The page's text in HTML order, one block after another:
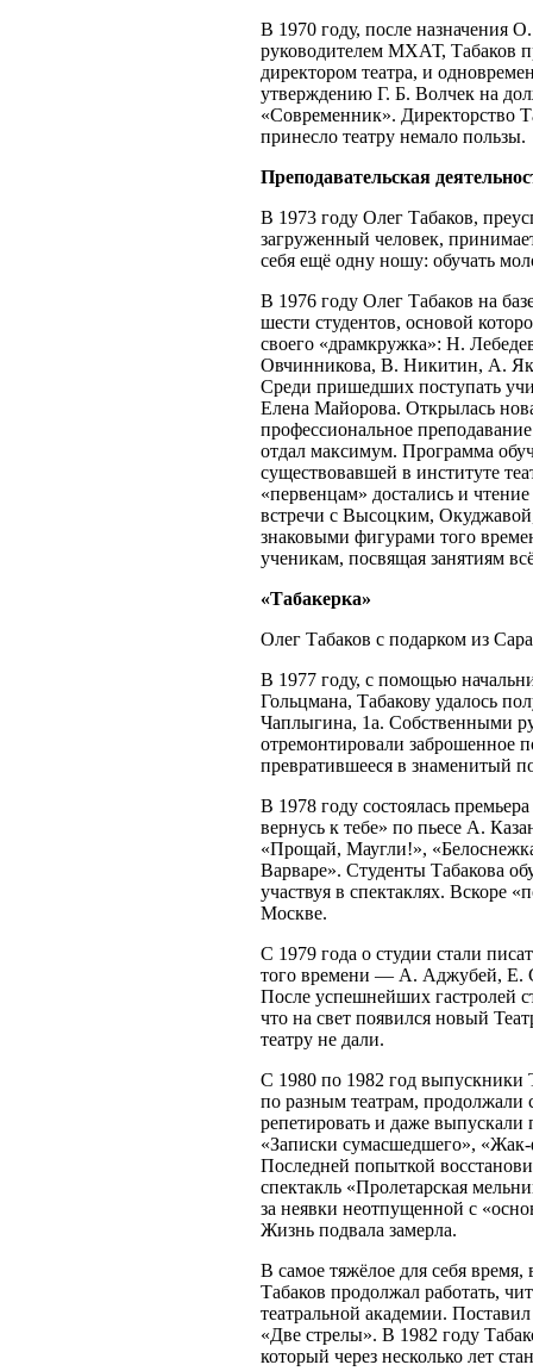
В 1970 году, после назначения
руководителем МХАТ, Табаков
директором театра, и
утверждению Г. Б. Волчек на
«Современник». Директорство
принесло театру немало пользы.
Преподавательская
В 1973 году Олег Табаков,
загруженный человек,
себя ещё одну ношу: обучать
В 1976 году Олег Табаков на
шести студентов, основой
своего «драмкружка»: Н.
Овчинникова, В. Никитин, А.
Среди пришедших поступать
Елена Майорова. Открылась
профессиональное
отдал максимум. Программа
существовавшей в институте
«первенцам» достались и
встречи с Высоцким,
знаковыми фигурами того
ученикам, посвящая занятиям
«Табакерка»
Олег Табаков с подарком из
В 1977 году, с помощью
Гольцмана, Табакову удалось
Чаплыгина, 1а. Собственными
отремонтировали заброшенное
превратившееся в знаменитый
В 1978 году состоялась
вернусь к тебе» по пьесе А.
«Прощай, Маугли!»,
Варваре». Студенты Табакова
участвуя в спектаклях. Вскоре
Москве.
С 1979 года о студии стали
того времени — А. Аджубей, Е.
После успешнейших гастролей
что на свет появился новый
театру не дали.
С 1980 по 1982 год выпускники
по разным театрам, продолжали
репетировать и даже
«Записки сумасшедшего»,
Последней попыткой
спектакль «Пролетарская
за неявки неотпущенной с
Жизнь подвала замерла.
В самое тяжёлое для себя
Табаков продолжал работать,
театральной академии.
«Две стрелы». В 1982 году
который через несколько лет